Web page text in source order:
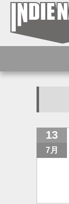
13
7月